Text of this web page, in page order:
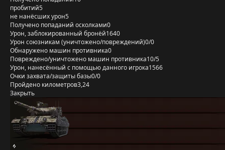
пробитий5
не нанёсших урон5
Получено попаданий осколками0
Урон, заблокированный бронёй1640
Урон союзникам (уничтожено/повреждений)0/0
Обнаружено машин противника0
Повреждено/уничтожено машин противника10/5
Урон, нанесённый с помощью данного игрока1566
Очки захвата/защиты базы0/0
Пройдено километров3,24
Закрыть